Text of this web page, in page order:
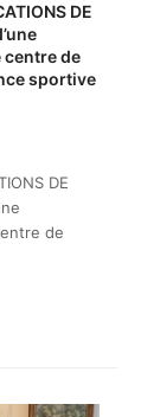
DE
de
sportive
DE
de